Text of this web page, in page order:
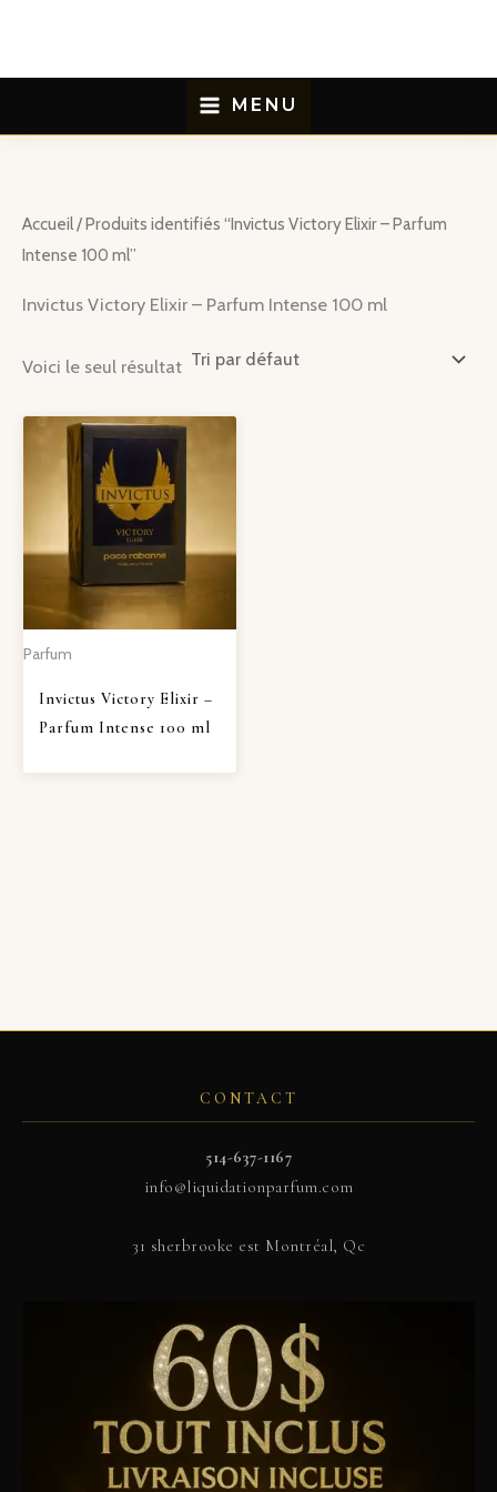
contenu
MENU
Accueil/ Produits identifiés “Invictus Victory Elixir – Parfum
Intense 100 ml”
Invictus Victory Elixir – Parfum Intense 100 ml
Voici le seul résultat
Parfum
Invictus Victory Elixir –
Parfum Intense 100 ml
CONTACT
514-637-1167
info@liquidationparfum.com
31 sherbrooke est Montréal, Qc